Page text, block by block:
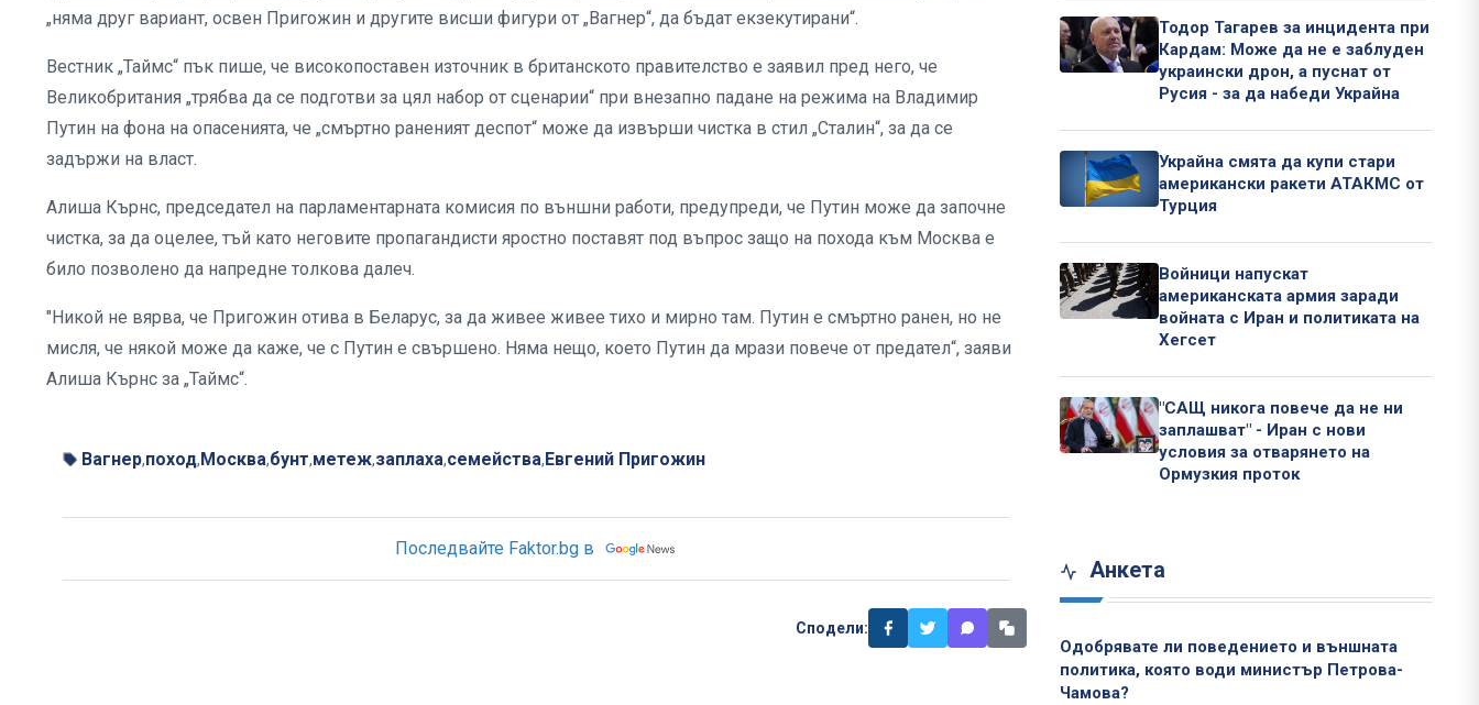
„няма друг вариант, освен Пригожин и другите висши фигури от „Вагнер“, да бъдат екзекутирани“.
Вестник „Таймс“ пък пише, че високопоставен източник в британското правителство е заявил пред него, че
Великобритания „трябва да се подготви за цял набор от сценарии“ при внезапно падане на режима на Владимир
Путин на фона на опасенията, че „смъртно раненият деспот“ може да извърши чистка в стил „Сталин“, за да се
задържи на власт.
Алиша Кърнс, председател на парламентарната комисия по външни работи, предупреди, че Путин може да започне
чистка, за да оцелее, тъй като неговите пропагандисти яростно поставят под въпрос защо на похода към Москва е
било позволено да напредне толкова далеч.
"Никой не вярва, че Пригожин отива в Беларус, за да живее живее тихо и мирно там. Путин е смъртно ранен, но не
мисля, че някой може да каже, че с Путин е свършено. Няма нещо, което Путин да мрази повече от предател“, заяви
Алиша Кърнс за „Таймс“.
Вагнер,поход, Москва,бунт,метеж,заплаха,семейства, Евгений Пригожин
Последвайте Faktor.bg в
Сподели:
Тодор Тагарев за инцидента при
Кардам: Може да не е заблуден
украински дрон, а пуснат от
Русия - за да набеди Украйна
Украйна смята да купи стари
американски ракети АТАКМС от
Турция
Войници напускат
американската армия заради
войната с Иран и политиката на
Хегсет
"САЩ никога повече да не ни
заплашват" - Иран с нови
условия за отварянето на
Ормузкия проток
Анкета
Одобрявате ли поведението и външната
политика, която води министър Петрова-
Чамова?